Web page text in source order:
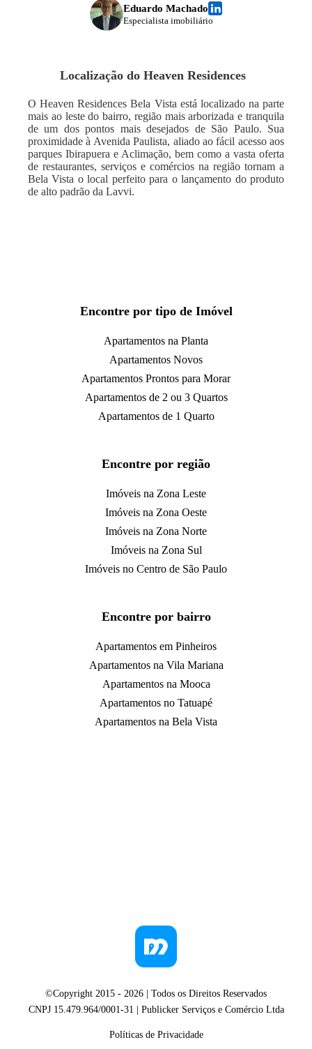
Eduardo Machado
Especialista imobiliário
Localização do Heaven Residences
O Heaven Residences Bela Vista está localizado na parte
mais ao leste do bairro, região mais arborizada e tranquila
de um dos pontos mais desejados de São Paulo. Sua
proximidade à Avenida Paulista, aliado ao fácil acesso aos
parques Ibirapuera e Aclimação, bem como a vasta oferta
de restaurantes, serviços e comércios na região tornam a
Bela Vista o local perfeito para o lançamento do produto
de alto padrão da Lavvi.
Encontre por tipo de Imóvel
Apartamentos na Planta
Apartamentos Novos
Apartamentos Prontos para Morar
Apartamentos de 2 ou 3 Quartos
Apartamentos de 1 Quarto
Encontre por região
Imóveis na Zona Leste
Imóveis na Zona Oeste
Imóveis na Zona Norte
Imóveis na Zona Sul
Imóveis no Centro de São Paulo
Encontre por bairro
Apartamentos em Pinheiros
Apartamentos na Vila Mariana
Apartamentos na Mooca
Apartamentos no Tatuapé
Apartamentos na Bela Vista
©Copyright 2015 - 2026 | Todos os Direitos Reservados
CNPJ 15.479.964/0001-31 | Publicker Serviços e Comércio Ltda
Políticas de Privacidade